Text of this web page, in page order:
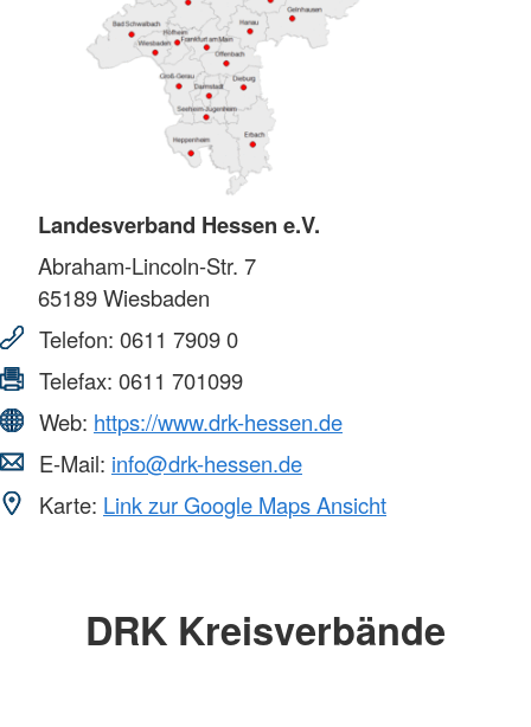
Landesverband Hessen e.V.
Abraham-Lincoln-Str. 7
65189Wiesbaden
Telefon: 0611 7909 0
Telefax: 0611 701099
Web: https://www.drk-hessen.de
E-Mail: info@drk-hessen.de
Karte: Link zur Google Maps Ansicht
DRK Kreisverbände